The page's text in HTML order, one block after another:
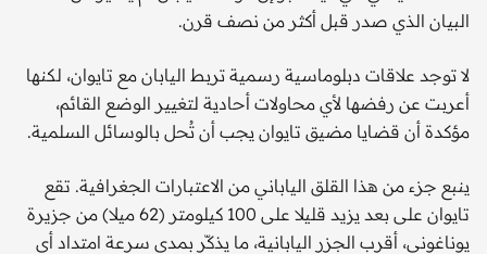
البيان الذي صدر قبل أكثر من نصف قرن.
لا توجد علاقات دبلوماسية رسمية تربط اليابان مع تايوان، لكنها
أعربت عن رفضها لأي محاولات أحادية لتغيير الوضع القائم،
مؤكدة أن قضايا مضيق تايوان يجب أن تُحل بالوسائل السلمية.
ينبع جزء من هذا القلق الياباني من الاعتبارات الجغرافية. تقع
تايوان على بعد يزيد قليلا على 100 كيلومتر (62 ميلا) من جزيرة
يوناغوني، أقرب الجزر اليابانية، ما يذكّر بمدى سرعة امتداد أي